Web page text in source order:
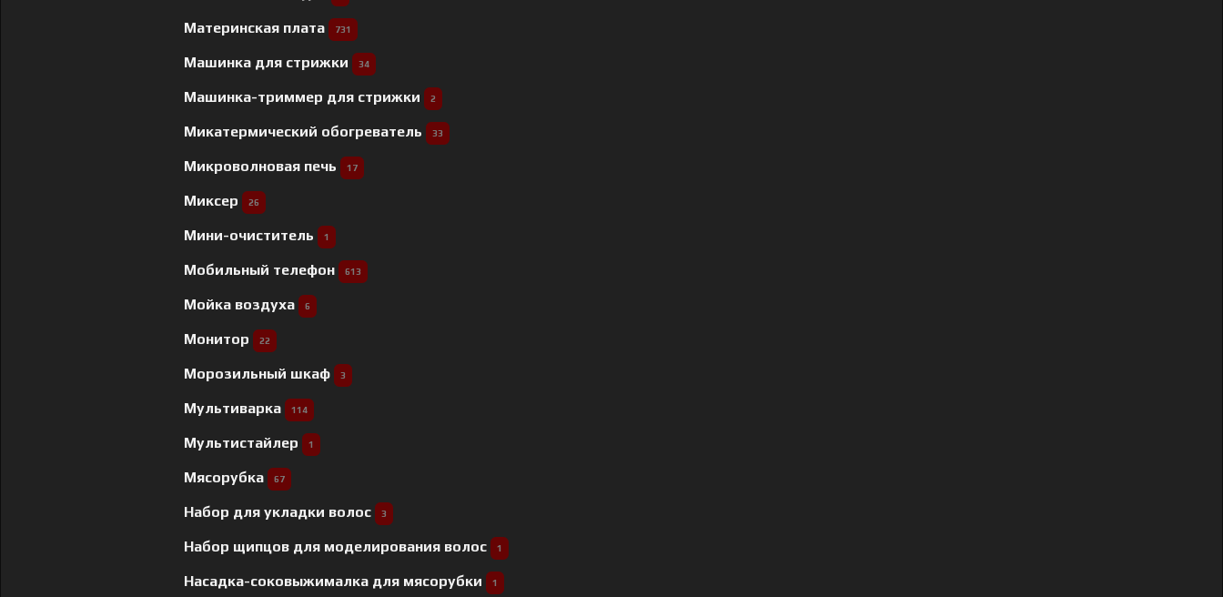
Материнская плата 731
Машинка для стрижки 34
Машинка-триммер для стрижки 2
Микатермический обогреватель 33
Микроволновая печь 17
Миксер 26
Мини-очиститель 1
Мобильный телефон 613
Мойка воздуха 6
Монитор 22
Морозильный шкаф 3
Мультиварка 114
Мультистайлер 1
Мясорубка 67
Набор для укладки волос 3
Набор щипцов для моделирования волос 1
Насадка-соковыжималка для мясорубки 1